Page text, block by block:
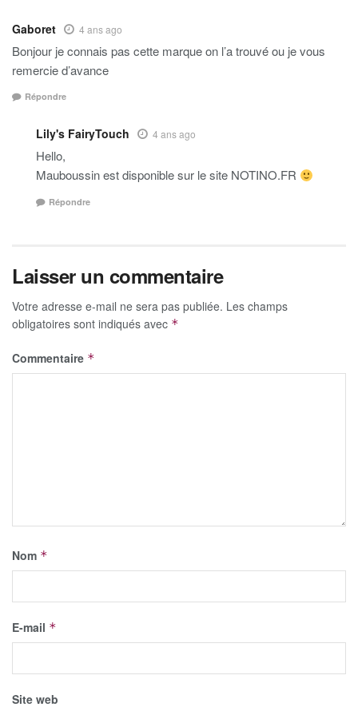
Gaboret 4 ans ago
Bonjour je connais pas cette marque on l’a trouvé ou je vous
remercie d’avance
Répondre
Lily's FairyTouch 4 ans ago
Hello,
Mauboussin est disponible sur le site NOTINO.FR
Répondre
Laisser un commentaire
Votre adresse e-mail ne sera pas publiée. Les champs
obligatoires sont indiqués avec *
Commentaire *
Nom *
E-mail *
Site web